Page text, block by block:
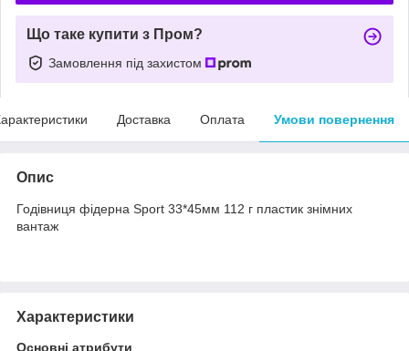
Що таке купити з Пром?
Замовлення під захистом
Доставка Оплата Умови повернення
Опис
Годівниця фідерна Sport 33*45мм 112 г пластик знімних
вантаж
Характеристики
Основні атрибути